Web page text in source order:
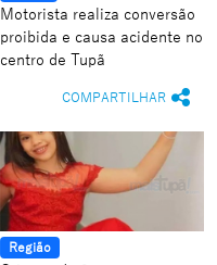
Motorista realiza conversão
proibida e causa acidente no
centro de Tupã
COMPARTILHAR
Região